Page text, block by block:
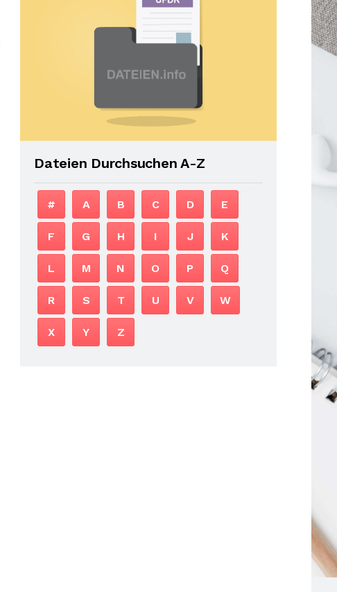
Dateien Durchsuchen A-Z
# A B C D E
F G H I J K
L M N O P Q
R S T U V W
X Y Z